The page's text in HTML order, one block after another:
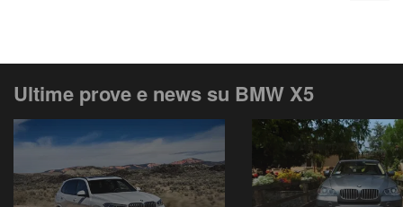
Ultime prove e news su BMW X5